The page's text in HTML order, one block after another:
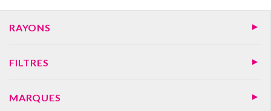
RAYONS
FILTRES
MARQUES